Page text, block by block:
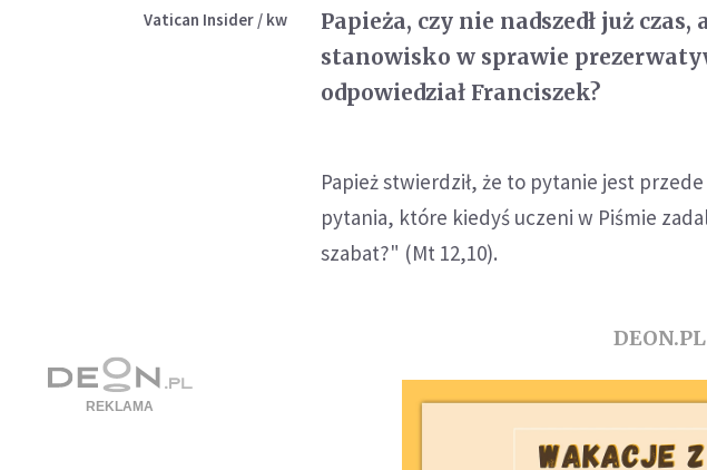
Vatican Insider / kw
Papieża, czy nie nadszedł już
stanowisko w sprawie
odpowiedział Franciszek?
Papież stwierdził, że to pytanie jest
pytania, które kiedyś uczeni w Piśmie
szabat?" (Mt 12,10).